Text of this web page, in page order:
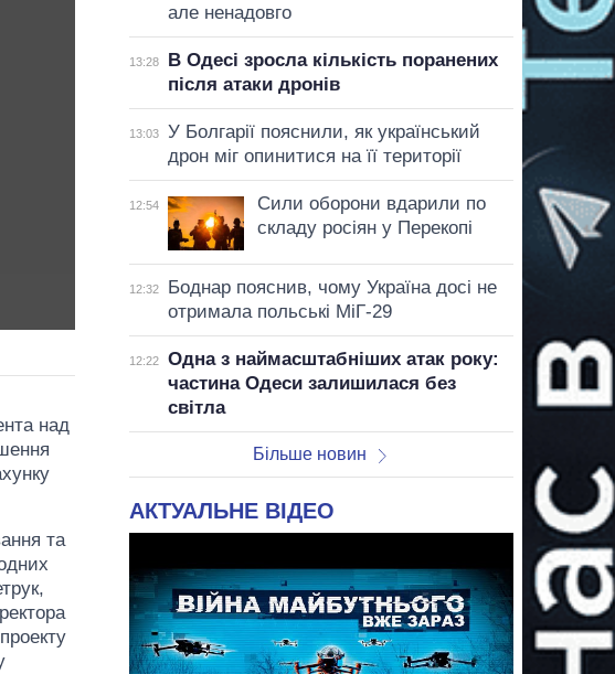
над
та
але ненадовго
13:28
В Одесі зросла кількість поранених
після атаки дронів
13:03
У Болгарії пояснили, як український
дрон міг опинитися на її території
12:54
Сили оборони вдарили по
складу росіян у Перекопі
12:32
Боднар пояснив, чому Україна досі не
отримала польські МіГ-29
12:22
Одна з наймасштабніших атак року:
частина Одеси залишилася без
світла
Більше новин
АКТУАЛЬНЕ ВІДЕО